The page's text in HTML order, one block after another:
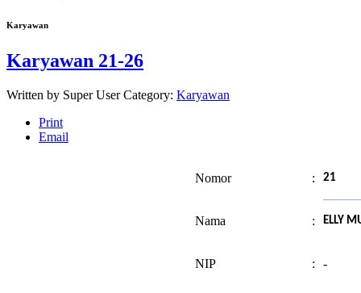
Karyawan
Karyawan 21-26
Written by Super User Category: Karyawan
Print
Email
Nomor : 21
Nama : ELLY
NIP : -